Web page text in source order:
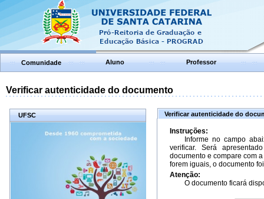
Comunidade Aluno Professor
Verificar autenticidade do documento
UFSC Verificar autenticidade do
Instruções:
Informe no campo
verificar. Será
documento e compare com
forem iguais, o documento
Atenção:
O documento ficará